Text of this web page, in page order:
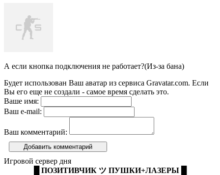
А если кнопка подключения не работает?(Из-за бана)
Будет использован Ваш аватар из сервиса Gravatar.com. Если
Вы его еще не создали - самое время сделать это.
Ваше имя:
Ваш e-mail:
Ваш комментарий:
Добавить комментарий
Игровой сервер дня
█ ПОЗИТИВЧИК ツ ПУШКИ+ЛАЗЕРЫ █